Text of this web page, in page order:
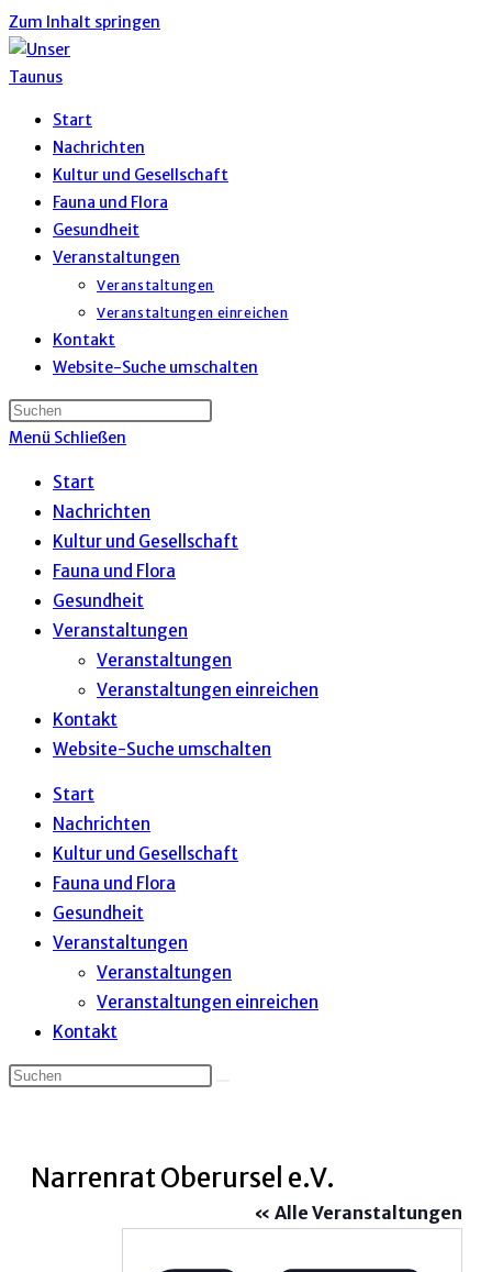
Zum Inhalt springen
Start
Nachrichten
Kultur und Gesellschaft
Fauna und Flora
Gesundheit
Veranstaltungen
Veranstaltungen
Veranstaltungen einreichen
Kontakt
Website-Suche umschalten
Menü Schließen
Start
Nachrichten
Kultur und Gesellschaft
Fauna und Flora
Gesundheit
Veranstaltungen
Veranstaltungen
Veranstaltungen einreichen
Kontakt
Website-Suche umschalten
Start
Nachrichten
Kultur und Gesellschaft
Fauna und Flora
Gesundheit
Veranstaltungen
Veranstaltungen
Veranstaltungen einreichen
Kontakt
Narrenrat Oberursel e.V.
« Alle Veranstaltungen